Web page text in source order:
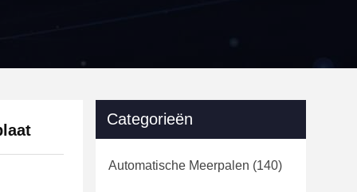
Categorieën
Automatische Meerpalen (140)